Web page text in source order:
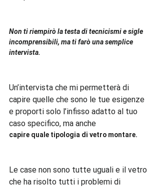
Non ti riempirò la testa di tecnicismi e sigle
incomprensibili, ma ti farò una semplice
intervista.
Un’intervista che mi permetterà di
capire quelle che sono le tue esigenze
e proporti solo l’infisso adatto al tuo
caso specifico, ma anche
capire quale tipologia di vetro montare.
Le case non sono tutte uguali e il vetro
che ha risolto tutti i problemi di